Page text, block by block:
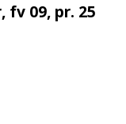
fv 09, pr. 25